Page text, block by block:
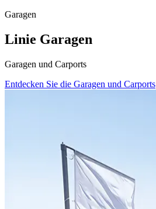
Garagen
Linie Garagen
Garagen und Carports
Entdecken Sie die Garagen und Carports